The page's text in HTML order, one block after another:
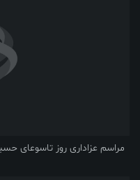
مراسم عزاداری روز تاسوعای